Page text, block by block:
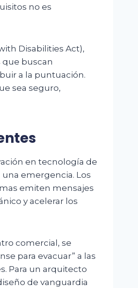
no es
Disabilities Act),
que buscan
a la puntuación.
sea seguro,
en tecnología de
emergencia. Los
emiten mensajes
y acelerar los
comercial, se
para evacuar” a las
Para un arquitecto
de vanguardia